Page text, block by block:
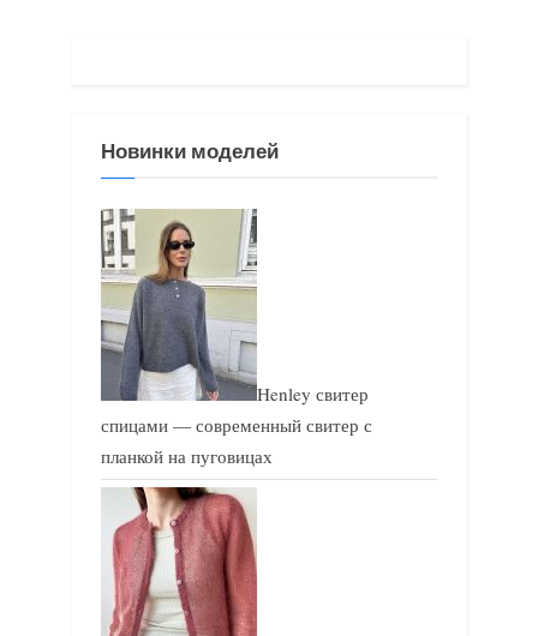
а
ь
:
Новинки моделей
Henley свитер
спицами — современный свитер с
планкой на пуговицах